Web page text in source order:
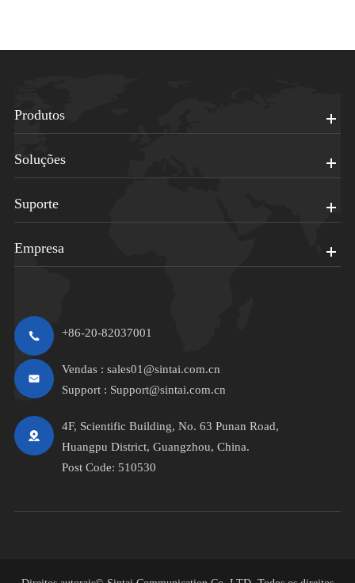
Produtos
Soluções
Suporte
Empresa
+86-20-82037001
Vendas : sales01@sintai.com.cn
Support : Support@sintai.com.cn
4F, Scientific Building, No. 63 Punan Road,
Huangpu District, Guangzhou, China.
Post Code: 510530